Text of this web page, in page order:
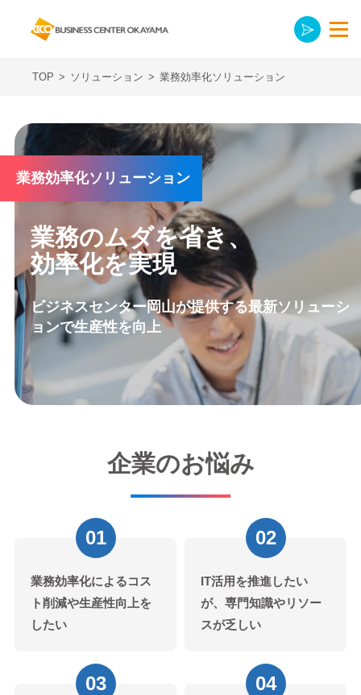
TOP > ソリューション > 業務効率化ソリューション
業務効率化ソリューション
業務のムダを省き、
効率化を実現
ビジネスセンター岡山が提供する最新ソリューシ
ョンで生産性を向上
企業のお悩み
01
業務効率化によるコス
ト削減や生産性向上を
したい
02
IT活用を推進したい
が、専門知識やリソー
スが乏しい
03 04